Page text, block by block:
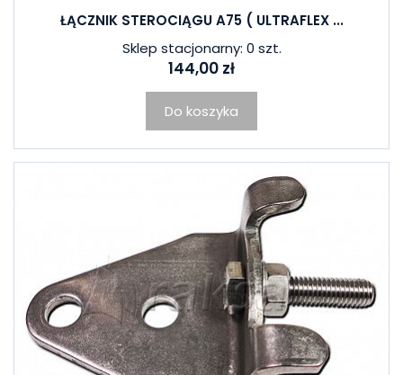
ŁĄCZNIK STEROCIĄGU A75 ( ULTRAFLEX ...
Sklep stacjonarny: 0 szt.
144,00 zł
Do koszyka